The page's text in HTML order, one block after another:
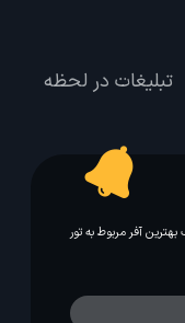
تبلیغات در لحظه
آفر مربوط به تور